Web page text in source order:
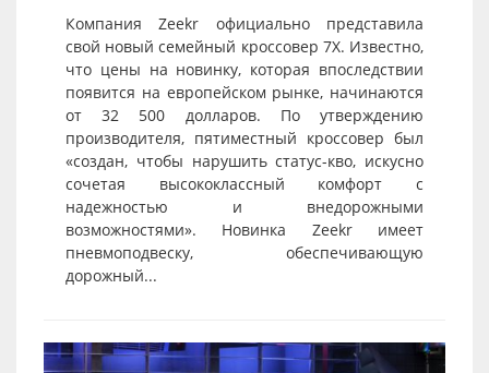
Компания Zeekr официально представила
свой новый семейный кроссовер 7X. Известно,
что цены на новинку, которая впоследствии
появится на европейском рынке, начинаются
от 32 500 долларов. По утверждению
производителя, пятиместный кроссовер был
«создан, чтобы нарушить статус-кво, искусно
сочетая высококлассный комфорт с
надежностью и внедорожными
возможностями». Новинка Zeekr имеет
пневмоподвеску, обеспечивающую
дорожный...